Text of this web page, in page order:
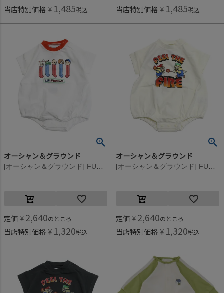
当店特別価格 ¥ 1,485税込 当店特別価格 ¥ 1,485税込
オーシャン＆グラウンド
定価 ¥ 2,640のところ
当店特別価格 ¥ 1,320税込
オーシャン＆グラウンド
定価 ¥ 2,640のところ
当店特別価格 ¥ 1,320税込